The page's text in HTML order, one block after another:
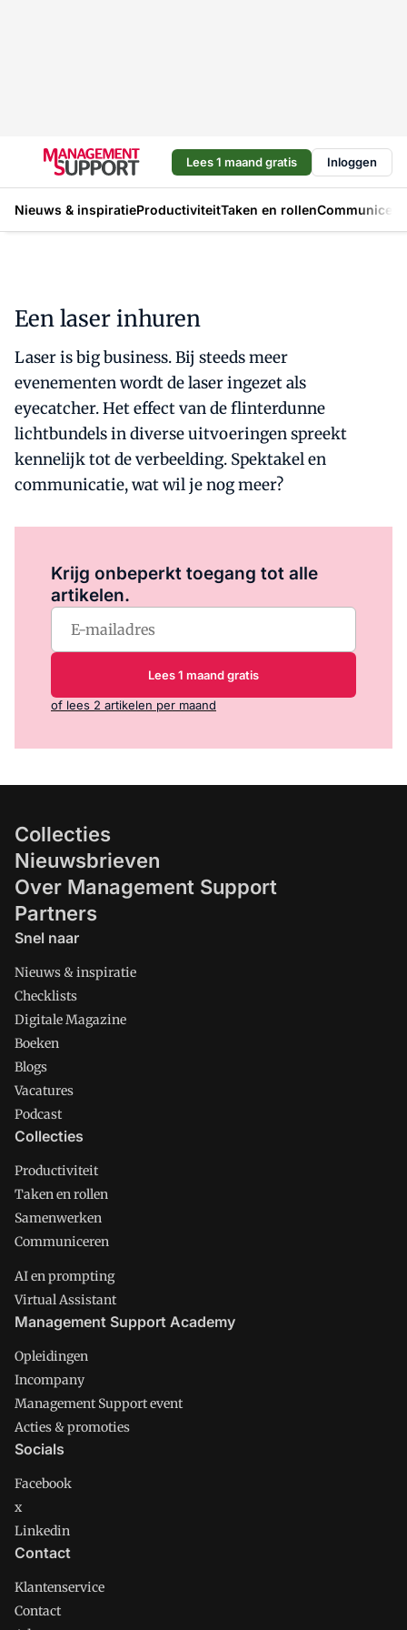
Lees 1 maand gratis Inloggen
Nieuws & inspiratieProductiviteitTaken en rollen
Een laser inhuren
Laser is big business. Bij steeds meer
evenementen wordt de laser ingezet als
eyecatcher. Het effect van de flinterdunne
lichtbundels in diverse uitvoeringen spreekt
kennelijk tot de verbeelding. Spektakel en
communicatie, wat wil je nog meer?
Krijg onbeperkt toegang tot alle
artikelen.
Lees 1 maand gratis
of lees 2 artikelen per maand
Collecties
Nieuwsbrieven
Over Management Support
Partners
Snel naar
Nieuws & inspiratie
Checklists
Digitale Magazine
Boeken
Blogs
Vacatures
Podcast
Collecties
Productiviteit
Taken en rollen
Samenwerken
Communiceren
AI en prompting
Virtual Assistant
Management Support Academy
Opleidingen
Incompany
Management Support event
Acties & promoties
Socials
Facebook
x
Linkedin
Contact
Klantenservice
Contact